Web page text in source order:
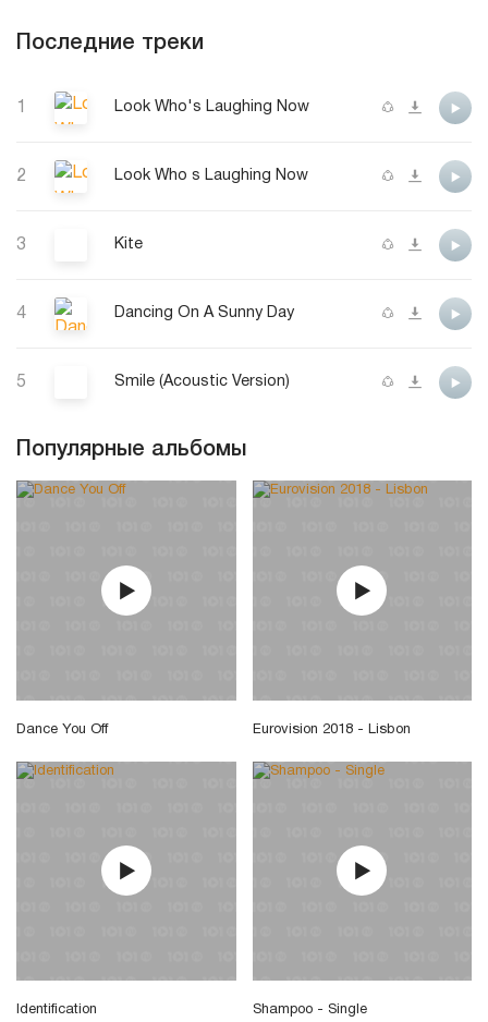
Последние треки
Look Who's Laughing Now
2 Look Who s Laughing Now
3 Kite
4 Dancing On A Sunny Day
5 Smile (Acoustic Version)
Популярные альбомы
Dance You Off Eurovision 2018 - Lisbon
Identification Shampoo - Single